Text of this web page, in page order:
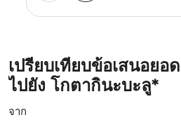
เปรียบเทียบข้อเสนอยอ
ไปยัง โกตากินะบะลู*
จาก